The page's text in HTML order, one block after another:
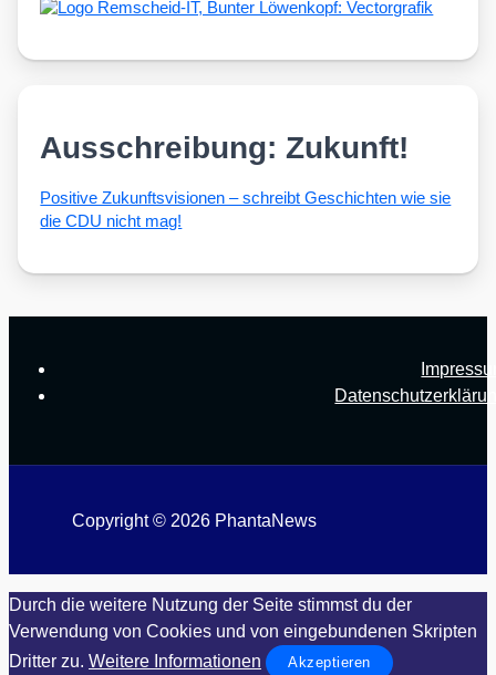
Ausschreibung: Zukunft!
Posi­ti­ve Zukunfts­vi­sio­nen – schreibt Geschich­ten wie sie
die CDU nicht mag!
Copyright © 2026 PhantaNews
Durch die weitere Nutzung der Seite stimmst du der
Verwendung von Cookies und von eingebundenen Skripten
Dritter zu. Weitere Informationen Akzeptieren